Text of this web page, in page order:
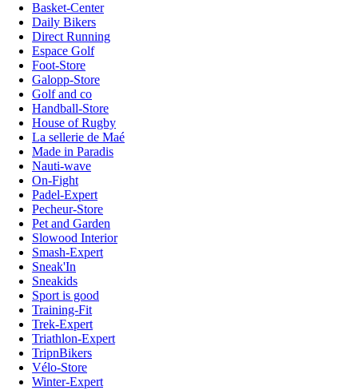
Basket-Center
Daily Bikers
Direct Running
Espace Golf
Foot-Store
Galopp-Store
Golf and co
Handball-Store
House of Rugby
La sellerie de Maé
Made in Paradis
Nauti-wave
On-Fight
Padel-Expert
Pecheur-Store
Pet and Garden
Slowood Interior
Smash-Expert
Sneak'In
Sneakids
Sport is good
Training-Fit
Trek-Expert
Triathlon-Expert
TripnBikers
Vélo-Store
Winter-Expert